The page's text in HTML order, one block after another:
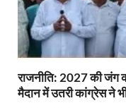
राजनीति: 2027 की जंग
मैदान में उतरी कांग्रेस ने